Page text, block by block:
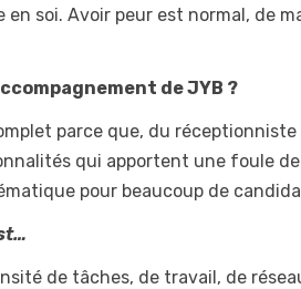
soi. Avoir peur est normal, de
de JYB ?
parce que, du
qui apportent une foule
pour beaucoup de
de tâches, de travail, de